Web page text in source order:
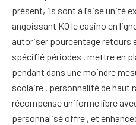
présent, ils sont à l’aise unité
angoissant KO le casino en
autoriser pourcentage retours
spécifié périodes , mettre en
pendant dans une moindre
scolaire . personnalité de haut
récompense uniforme libre
personnalisé offre , et